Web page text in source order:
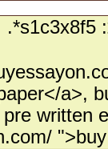
a>,
pre written
">buy